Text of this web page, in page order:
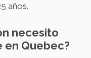
años.
necesito
en Quebec?